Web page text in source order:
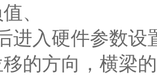
、
进入硬件参数
的方向，横梁